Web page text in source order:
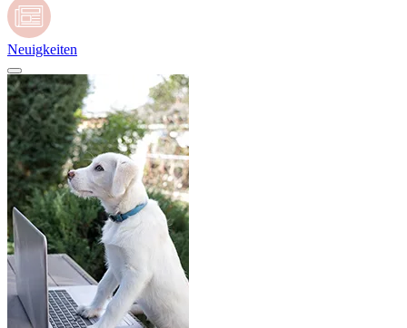
Neuigkeiten